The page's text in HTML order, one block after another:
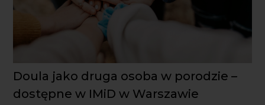
Search
Doula jako druga osoba w porodzie –
dostępne w IMiD w Warszawie